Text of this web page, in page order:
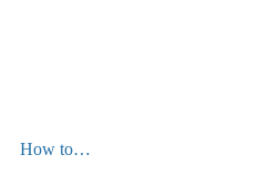
How to…